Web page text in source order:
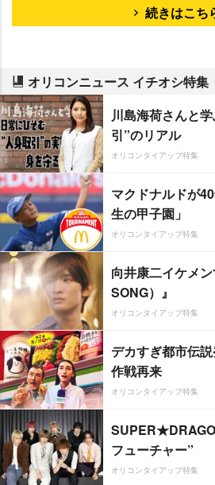
続きはこち
オリコンニュース イチオシ特集
川島海荷さんと
引”のリアル
オリコンタイアップ特集
マクドナルドが
生の甲子園」
オリコンタイアップ特集
向井康二イケメ
SONG）』
オリコンタイアップ特集
デカすぎ都市伝
作戦再来
オリコンタイアップ特集
フューチャー”
オリコンタイアップ特集